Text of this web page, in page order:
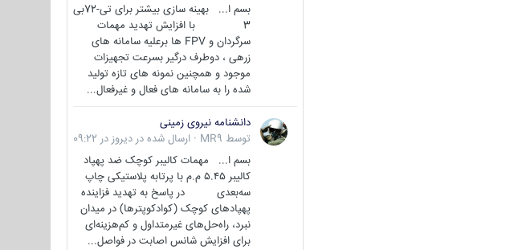
بسم ا... بهینه سازی بیشتر برای تی-72بی
3 با افزایش تهدید مهمات
سرگردان و FPV ها برعلیه سامانه های
زرهی ، دوطرف درگیر بسرعت تجهیزات
موجود و همچنین نمونه های تازه تولید
شده را به سامانه های فعال و غیرفعال...
دانشنامه نیروی زمینی
توسط MR9
· ارسال شده در دیروز در 09:22
بسم ا... مهمات کالیبر کوچک ضد پهپاد
کالیبر ۵.۴۵ م.م با پرتابه پلاستیکی چاپ
سه‌بعدی در پاسخ به تهدید فزاینده
پهپادهای کوچک (کوادکوپترها) در میدان
نبرد، راه‌حل‌های غیرمتداول و کم‌هزینه‌ای
برای افزایش شانس اصابت در فواصل...